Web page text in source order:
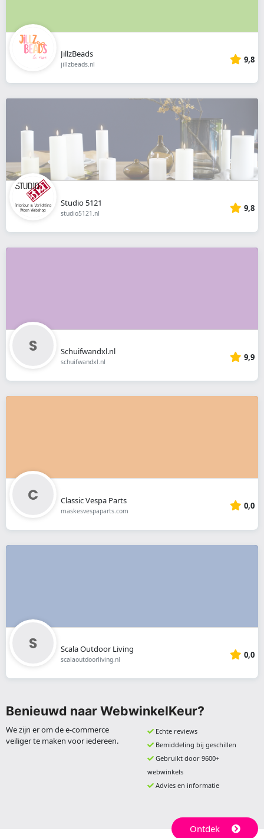
JillzBeads
jillzbeads.nl 9,8
Studio 5121
studio5121.nl 9,8
Schuifwandxl.nl
schuifwandxl.nl 9,9
Classic Vespa Parts
maskesvespaparts.com 0,0
Scala Outdoor Living
scalaoutdoorliving.nl 0,0
Benieuwd naar WebwinkelKeur?
We zijn er om de e-commerce
veiliger te maken voor iedereen.
Echte reviews
Bemiddeling bij geschillen
Gebruikt door 9600+
webwinkels
Advies en informatie
Ontdek